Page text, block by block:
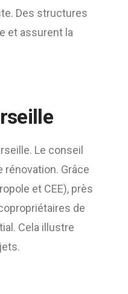
Des structures
et assurent la
Le conseil
rénovation. Grâce
et CEE), près
de
Cela illustre